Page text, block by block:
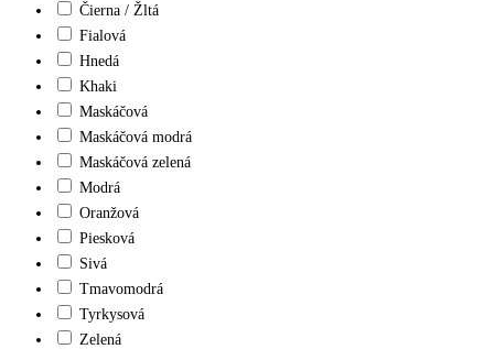
Čierna / Žltá
Fialová
Hnedá
Khaki
Maskáčová
Maskáčová modrá
Maskáčová zelená
Modrá
Oranžová
Piesková
Sivá
Tmavomodrá
Tyrkysová
Zelená